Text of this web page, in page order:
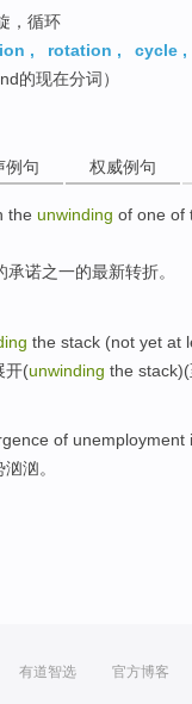
，循环
, rotation , cycle ,
的现在分词）
例句 权威例句
the unwinding of one of
承诺之一的最新转折。
the stack (not yet at
开(unwinding the
of unemployment
汹汹。
有道智选 官方博客